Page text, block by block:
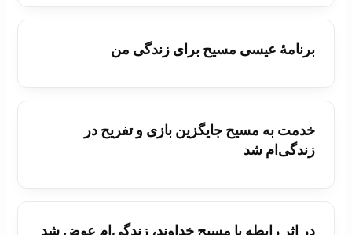
برنامۀ عيسی مسيح برای زندگی من
خدمت به مسيح جايگزين بازی و تفريح در
زندگی‌ام شد
در اثر رابطه با مسيحِ خداوند، زندگی‌ام عوض شد